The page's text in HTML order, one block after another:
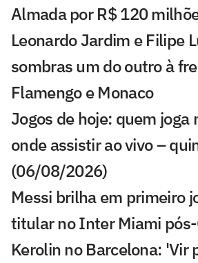
Almada por R$ 120
Leonardo Jardim e Filipe
sombras um do outro à
Flamengo e Monaco
Jogos de hoje: quem joga
onde assistir ao vivo –
(06/08/2026)
Messi brilha em primeiro
titular no Inter Miami
Kerolin no Barcelona: 'Vir